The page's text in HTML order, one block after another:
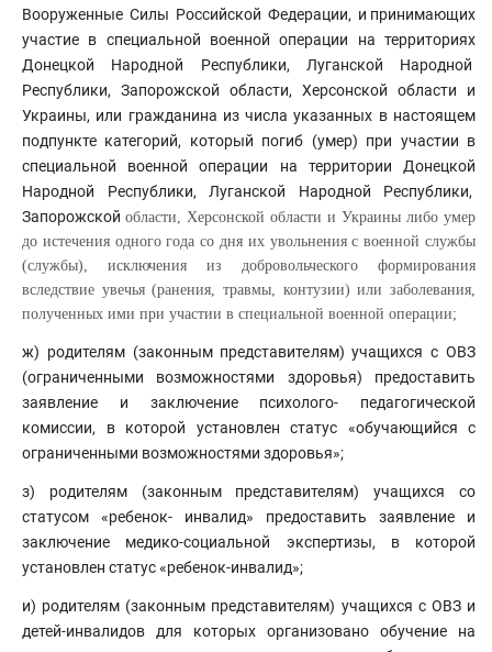
Вооруженные Силы Российской Федерации, и принимающих
участие в специальной военной операции на территориях
Донецкой Народной Республики, Луганской Народной
Республики, Запорожской области, Херсонской области и
Украины, или гражданина из числа указанных в настоящем
подпункте категорий, который погиб (умер) при участии в
специальной военной операции на территории Донецкой
Народной Республики, Луганской Народной Республики,
Запорожской области, Херсонской области и Украины либо умер
до истечения одного года со дня их увольнения с военной службы
(службы), исключения из добровольческого формирования
вследствие увечья (ранения, травмы, контузии) или заболевания,
полученных ими при участии в специальной военной операции;
ж) родителям (законным представителям) учащихся с ОВЗ
(ограниченными возможностями здоровья) предоставить
заявление и заключение психолого- педагогической
комиссии, в которой установлен статус «обучающийся с
ограниченными возможностями здоровья»;
з) родителям (законным представителям) учащихся со
статусом «ребенок- инвалид» предоставить заявление и
заключение медико-социальной экспертизы, в которой
установлен статус «ребенок-инвалид»;
и) родителям (законным представителям) учащихся с ОВЗ и
детей-инвалидов для которых организовано обучение на